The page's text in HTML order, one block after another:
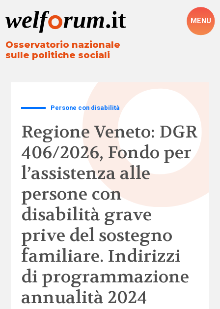
Osservatorio nazionale
sulle politiche sociali
MENU
Persone con disabilità
Regione Veneto: DGR
406/2026, Fondo per
l’assistenza alle
persone con
disabilità grave
prive del sostegno
familiare. Indirizzi
di programmazione
annualità 2024